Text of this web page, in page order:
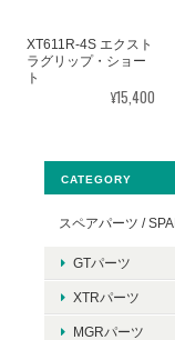
XT611R-4S エクスト
ラグリップ・ショー
ト
¥15,400
CATEGORY
スペアパーツ /
GTパーツ
XTRパーツ
MGRパーツ